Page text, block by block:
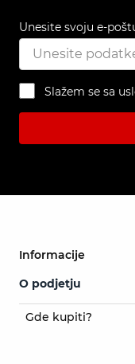
Unesite svoju e-
Slažem se sa
Informacije
O podjetju
Gde kupiti?